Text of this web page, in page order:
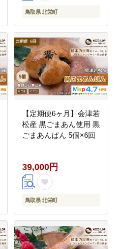
鳥取県 北栄町
【定期便6ヶ月】会津若
松産 黒ごまあん使用 黒
ごまあんぱん 5個×6回
39,000円
鳥取県 北栄町